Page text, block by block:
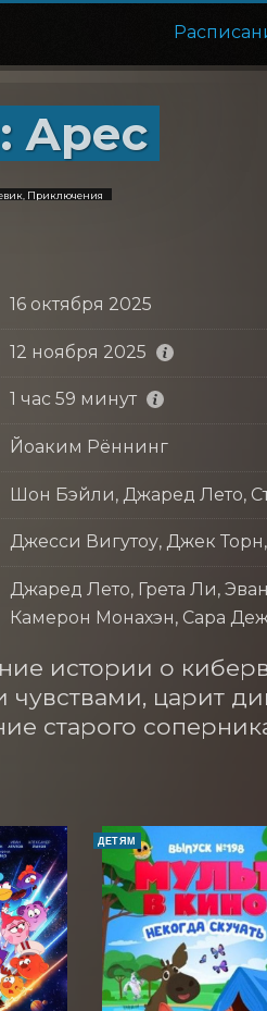
Арес
Приключения
16 октября 2025
12 ноября 2025
1 час 59 минут
Йоаким Рённинг
Шон Бэйли, Джаред Лето,
Джесси Вигутоу, Джек
Джаред Лето, Грета Ли,
Камерон Монахэн, Сара
истории о
царит
старого
ДЕТЯМ